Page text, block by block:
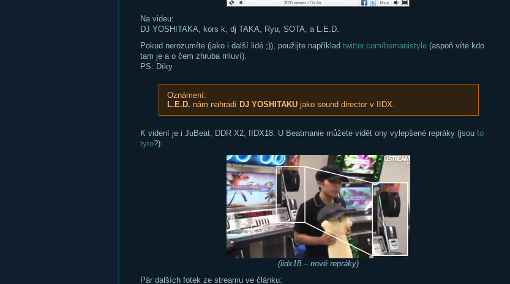
Na videu:
DJ YOSHITAKA, kors k, dj TAKA, Ryu, SOTA, a L.E.D.
Pokud nerozumíte (jako i další lidé ;)), použijte například twitter.com/bemanistyle(aspoň víte kdo
tam je a o čem zhruba mluví).
PS: Díky
Oznámení:
L.E.D. nám nahradí DJ YOSHITAKUjako sound director v IIDX.
K videní je i JuBeat, DDR X2, IIDX18. U Beatmanie můžete vidět ony vylepšené repráky (jsou to
tyto?):
(iidx18 – nové repráky)
Pár dalších fotek ze streamu ve článku: